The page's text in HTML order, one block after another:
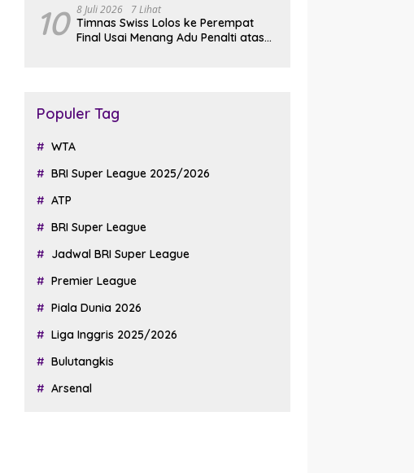
10 8 Juli 2026 7 Lihat
Timnas Swiss Lolos ke Perempat
Final Usai Menang Adu Penalti atas
Populer Tag
WTA
BRI Super League 2025/2026
ATP
BRI Super League
Jadwal BRI Super League
Premier League
Piala Dunia 2026
Liga Inggris 2025/2026
Bulutangkis
Arsenal